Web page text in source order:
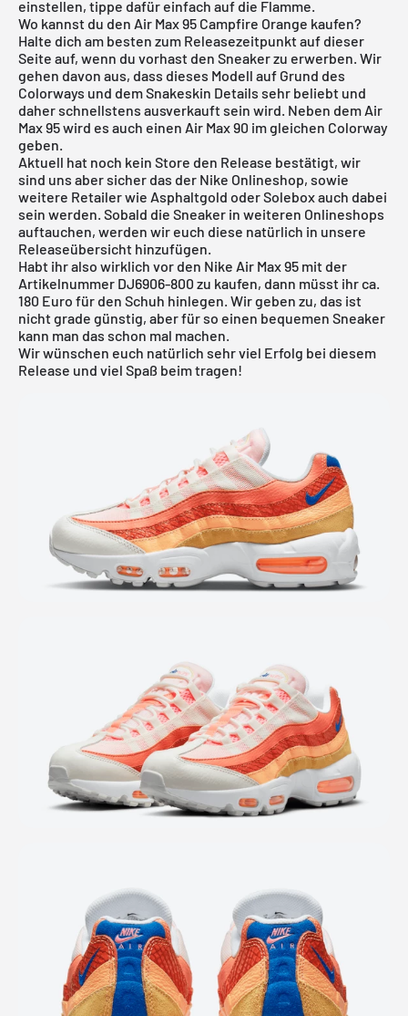
einstellen, tippe dafür einfach auf die Flamme.
Wo kannst du den Air Max 95 Campfire Orange kaufen?
Halte dich am besten zum Releasezeitpunkt auf dieser
Seite auf, wenn du vorhast den Sneaker zu erwerben. Wir
gehen davon aus, dass dieses Modell auf Grund des
Colorways und dem Snakeskin Details sehr beliebt und
daher schnellstens ausverkauft sein wird. Neben dem Air
Max 95 wird es auch einen Air Max 90 im gleichen Colorway
geben.
Aktuell hat noch kein Store den Release bestätigt, wir
sind uns aber sicher das der Nike Onlineshop, sowie
weitere Retailer wie Asphaltgold oder Solebox auch dabei
sein werden. Sobald die Sneaker in weiteren Onlineshops
auftauchen, werden wir euch diese natürlich in unsere
Releaseübersicht hinzufügen.
Habt ihr also wirklich vor den Nike Air Max 95 mit der
Artikelnummer DJ6906-800 zu kaufen, dann müsst ihr ca.
180 Euro für den Schuh hinlegen. Wir geben zu, das ist
nicht grade günstig, aber für so einen bequemen Sneaker
kann man das schon mal machen.
Wir wünschen euch natürlich sehr viel Erfolg bei diesem
Release und viel Spaß beim tragen!